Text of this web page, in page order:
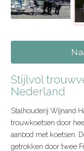
Stijlvol
Nederland
Stalhouderij Wijnand
trouwkoetsen door
aanbod met koetsen.
getrokken door twee